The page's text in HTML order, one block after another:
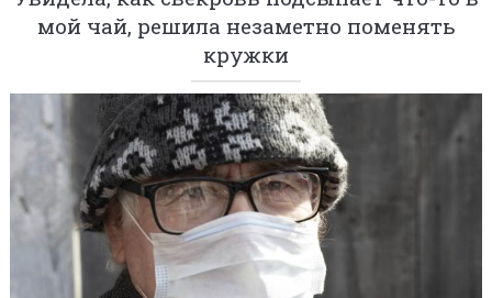
мой чай, решила незаметно поменять
кружки